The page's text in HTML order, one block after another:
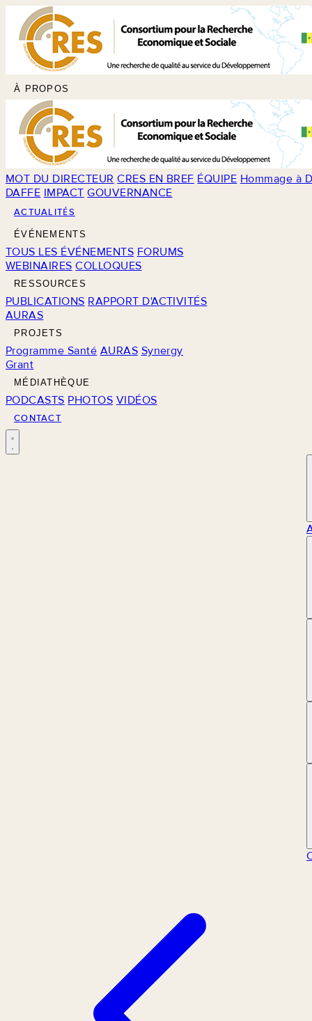
À PROPOS
MOT DU DIRECTEUR CRES EN BREF ÉQUIPE Hommage à
DAFFE IMPACT GOUVERNANCE
ACTUALITÉS
ÉVÉNEMENTS
TOUS LES ÉVÉNEMENTS FORUMS
WEBINAIRES COLLOQUES
RESSOURCES
PUBLICATIONS RAPPORT D'ACTIVITÉS
AURAS
PROJETS
Programme Santé AURAS Synergy
Grant
MÉDIATHÈQUE
PODCASTS PHOTOS VIDÉOS
CONTACT